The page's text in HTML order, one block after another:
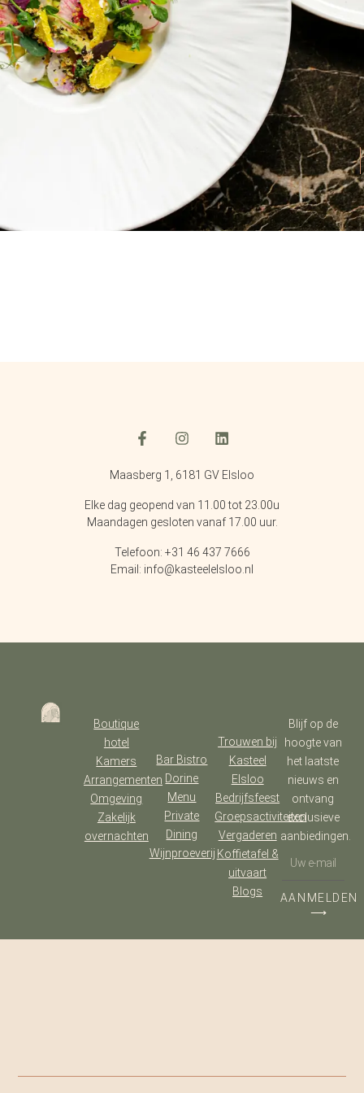
Maasberg 1, 6181 GV Elsloo
Elke dag geopend van 11.00 tot 23.00u
Maandagen gesloten vanaf 17.00 uur.
Telefoon: +31 46 437 7666
Email: info@kasteelelsloo.nl
Boutique
hotel
Kamers
Arrangementen
Omgeving
Zakelijk
overnachten
Bar Bistro
Dorine
Menu
Private
Dining
Wijnproeverij
Trouwen bij
Kasteel
Elsloo
Bedrijfsfeest
Groepsactiviteiten
Vergaderen
Koffietafel &
uitvaart
Blogs
Blijf op de
hoogte van
het laatste
nieuws en
ontvang
exclusieve
aanbiedingen.
AANMELDEN
⟶